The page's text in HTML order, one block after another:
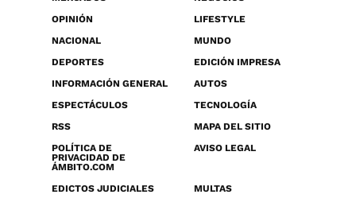
OPINIÓN
LIFESTYLE
NACIONAL
MUNDO
DEPORTES
EDICIÓN IMPRESA
INFORMACIÓN GENERAL
AUTOS
ESPECTÁCULOS
TECNOLOGÍA
RSS
MAPA DEL SITIO
POLÍTICA DE
PRIVACIDAD DE
ÁMBITO.COM
AVISO LEGAL
EDICTOS JUDICIALES
MULTAS